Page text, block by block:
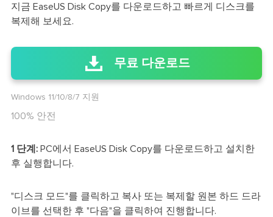
지금 EaseUS Disk Copy를 다운로드하고 빠르게 디스크를
복제해 보세요.
무료 다운로드
Windows 11/10/8/7 지원
100% 안전
1 단계: PC에서 EaseUS Disk Copy를 다운로드하고 설치한
후 실행합니다.
"디스크 모드"를 클릭하고 복사 또는 복제할 원본 하드 드라
이브를 선택한 후 "다음"을 클릭하여 진행합니다.